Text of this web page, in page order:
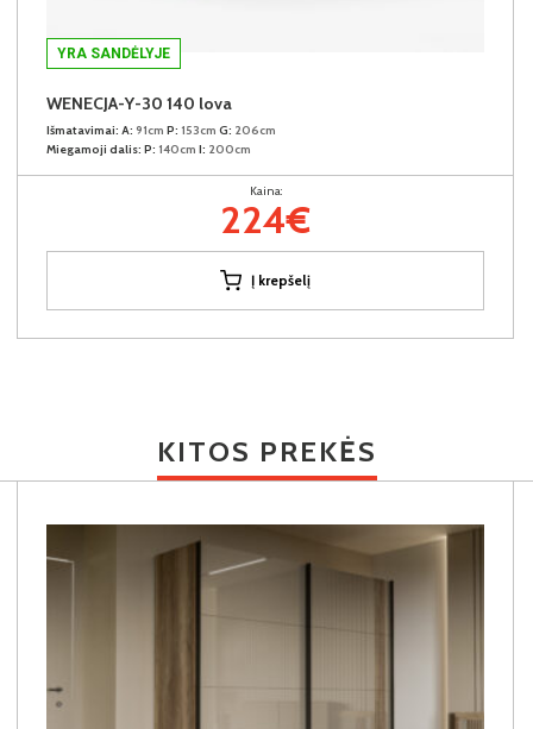
YRA SANDĖLYJE
WENECJA-Y-30 140 lova
Išmatavimai: A: 91cm P: 153cm G: 206cm
Miegamoji dalis: P: 140cm I: 200cm
Kaina:
224€
Į krepšelį
KITOS PREKĖS